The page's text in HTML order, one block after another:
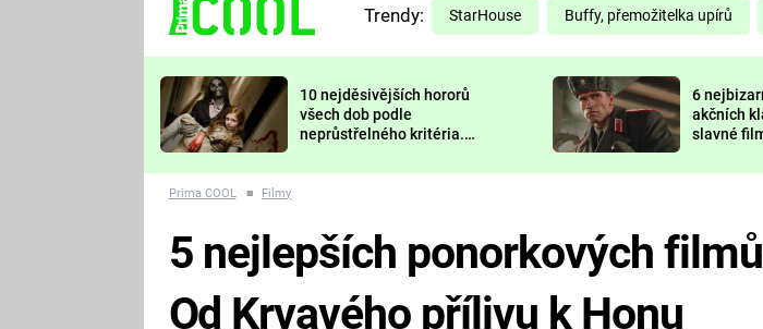
TŘESKU
FUTURAMA
PREDÁTOR
DELIVERANCE
Trendy: StarHouse Buffy, přemožitelka upírů
10 nejděsivějších hororů
všech dob podle
neprůstřelného kritéria.
nejvíc zvednou tep?
6
akčních
slavné
Prima COOL ■ Filmy
5 nejlepších ponorkových
Od Krvavého přílivu k Honu